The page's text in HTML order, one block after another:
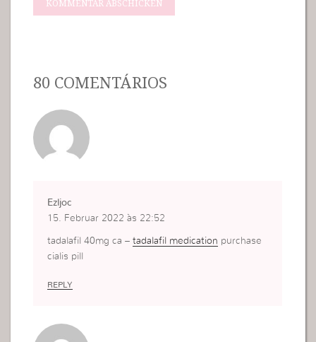
80 COMENTÁRIOS
Ezljoc
15. Februar 2022 às 22:52
tadalafil 40mg ca –tadalafil medication purchase
cialis pill
REPLY